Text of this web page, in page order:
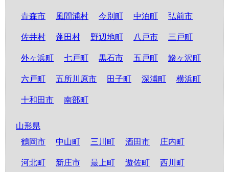
青森市 風間浦村 今別町 中泊町 弘前市
佐井村 蓬田村 野辺地町 八戸市 三戸町
外ヶ浜町 七戸町 黒石市 五戸町 鰺ヶ沢町
六戸町 五所川原市 田子町 深浦町 横浜町
十和田市 南部町
山形県
鶴岡市
中山町 三川町 酒田市 庄内町
河北町 新庄市 最上町 遊佐町 西川町